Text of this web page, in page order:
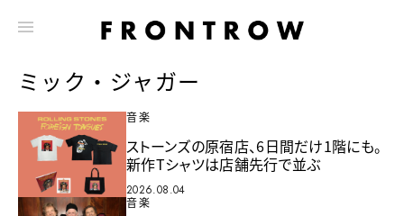
ミック・ジャガー
音楽
ストーンズの原宿店、6日間だけ1階にも。
新作Tシャツは店舗先行で並ぶ
2026.08.04
音楽